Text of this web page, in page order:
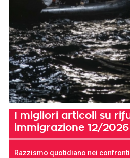
I migliori articoli su
immigrazione 12/2026
Razzismo quotidiano nei